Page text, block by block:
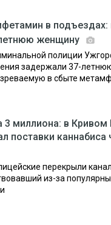
в подъездах:
женщину
полиции
задержали 37-
в сбыте
3 миллиона: в Кривом
поставки каннабиса
перекрыли
из-за